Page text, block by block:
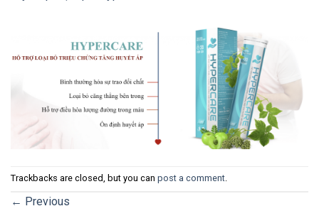
Trackbacks are closed, but you can post a comment
← Previous